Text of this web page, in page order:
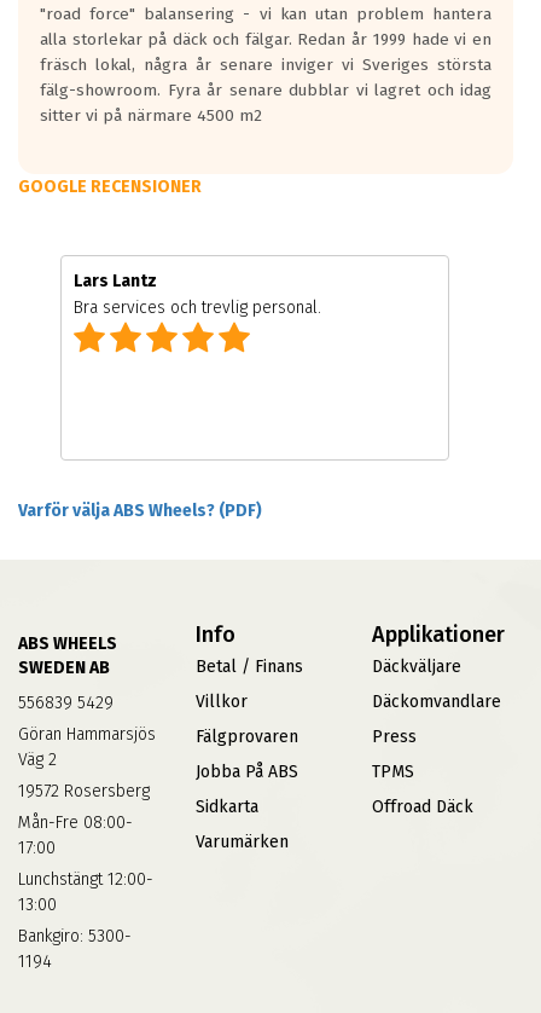
"road force" balansering - vi kan utan problem hantera
alla storlekar på däck och fälgar. Redan år 1999 hade vi en
fräsch lokal, några år senare inviger vi Sveriges största
fälg-showroom. Fyra år senare dubblar vi lagret och idag
sitter vi på närmare 4500 m2
GOOGLE RECENSIONER
Lars Lantz
Bra services och trevlig personal.
Varför välja ABS Wheels? (PDF)
ABS WHEELS
SWEDEN AB
556839 5429
Göran Hammarsjös
Väg 2
19572 Rosersberg
Mån-Fre 08:00-
17:00
Lunchstängt 12:00-
13:00
Bankgiro: 5300-
1194
Info
Betal / Finans
Villkor
Fälgprovaren
Jobba På ABS
Sidkarta
Varumärken
Applikationer
Däckväljare
Däckomvandlare
Press
TPMS
Offroad Däck